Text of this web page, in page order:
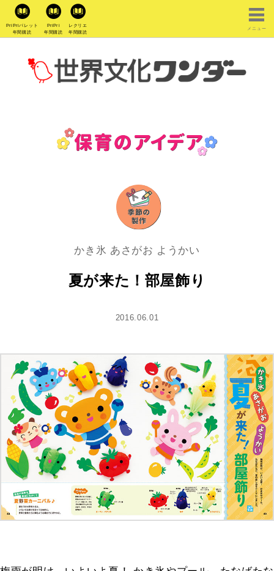
PriPriパレット
年間購読
PriPri
年間購読
レクリエ
年間購読
メニュー
かき氷 あさがお ようかい
夏が来た！部屋飾り
2016.06.01